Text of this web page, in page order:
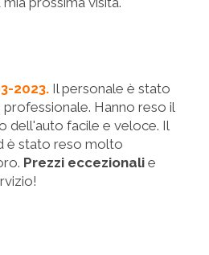
2023. Il personale è stato
Hanno reso il
dell'auto facile e veloce. Il
è stato reso molto
Prezzi eccezionali e